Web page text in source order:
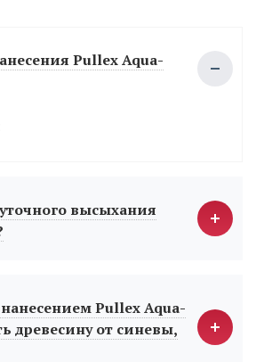
Pullex Aqua-
высыхания
Pullex Aqua-
древесину от синевы,